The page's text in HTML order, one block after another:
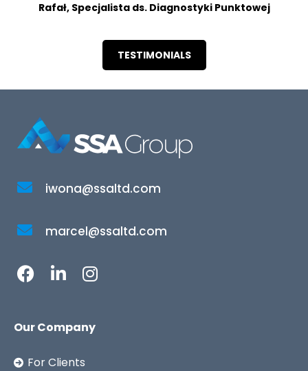
Rafał, Specjalista ds. Diagnostyki Punktowej
TESTIMONIALS
iwona@ssaltd.com
marcel@ssaltd.com
Our Company
For Clients